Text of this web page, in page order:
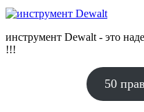
инструмент Dewalt - это
!!!
50